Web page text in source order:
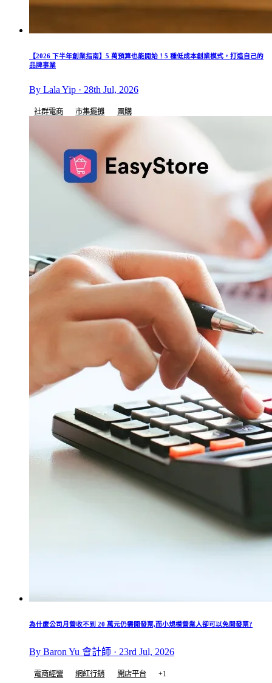
【2026 下半年創業指南】5 萬預算也能開始！5 種低成本創業模式，打造自己的
品牌事業
By Lala Yip · 28th Jul, 2026
社群電商 市集擺攤 團購
為什麼公司月營收不到 20 萬元仍需開發票,而小規模營業人卻可以免開發票?
By Baron Yu 會計師 · 23rd Jul, 2026
電商經營 網紅行銷 開店平台 +1